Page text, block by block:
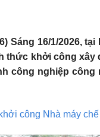
Sáng 16/1/2026,
thức khởi công xây
công nghiệp
công Nhà máy